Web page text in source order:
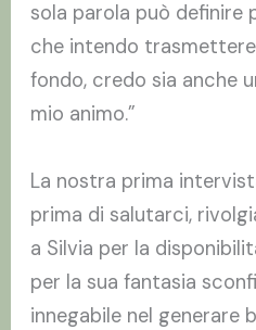
sola parola può
che intendo
fondo, credo sia anche
mio animo.”
La nostra prima
prima di salutarci,
a Silvia per la
per la sua fantasia
innegabile nel generare